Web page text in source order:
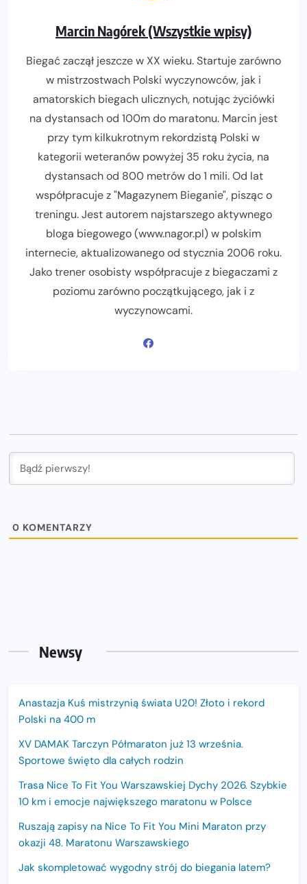
Marcin Nagórek (Wszystkie wpisy)
Biegać zaczął jeszcze w XX wieku. Startuje zarówno
w mistrzostwach Polski wyczynowców, jak i
amatorskich biegach ulicznych, notując życiówki
na dystansach od 100m do maratonu. Marcin jest
przy tym kilkukrotnym rekordzistą Polski w
kategorii weteranów powyżej 35 roku życia, na
dystansach od 800 metrów do 1 mili. Od lat
współpracuje z "Magazynem Bieganie", pisząc o
treningu. Jest autorem najstarszego aktywnego
bloga biegowego (www.nagor.pl) w polskim
internecie, aktualizowanego od stycznia 2006 roku.
Jako trener osobisty współpracuje z biegaczami z
poziomu zarówno początkującego, jak i z
wyczynowcami.
0 KOMENTARZY
Newsy
Anastazja Kuś mistrzynią świata U20! Złoto i rekord
Polski na 400 m
XV DAMAK Tarczyn Półmaraton już 13 września.
Sportowe święto dla całych rodzin
Trasa Nice To Fit You Warszawskiej Dychy 2026. Szybkie
10 km i emocje największego maratonu w Polsce
Ruszają zapisy na Nice To Fit You Mini Maraton przy
okazji 48. Maratonu Warszawskiego
Jak skompletować wygodny strój do biegania latem?